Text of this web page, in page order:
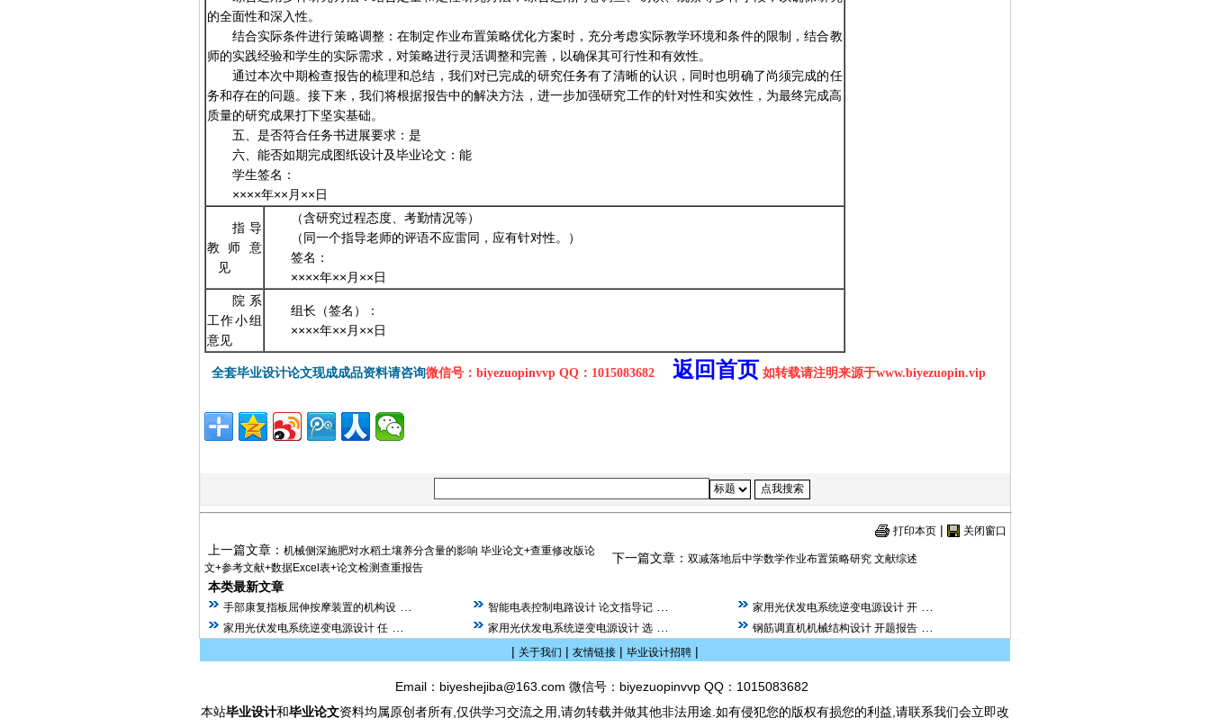
的全面性和深入性。
结合实际条件进行策略调整：在制定作业布置策略优化方案时，充分考虑实际教学环境和条件的限制，结合教
师的实践经验和学生的实际需求，对策略进行灵活调整和完善，以确保其可行性和有效性。
通过本次中期检查报告的梳理和总结，我们对已完成的研究任务有了清晰的认识，同时也明确了尚须完成的任
务和存在的问题。接下来，我们将根据报告中的解决方法，进一步加强研究工作的针对性和实效性，为最终完成高
质量的研究成果打下坚实基础。
五、是否符合任务书进展要求：是
六、能否如期完成图纸设计及毕业论文：能
学生签名：
××××年××月××日
指导
教师意
见
（含研究过程态度、考勤情况等）
（同一个指导老师的评语不应雷同，应有针对性。）
签名：
××××年××月××日
院系
工作小组
意见
组长（签名）：
××××年××月××日
全套毕业设计论文现成成品资料请咨询微信号：biyezuopinvvp QQ：1015083682 返回首页 如转载请注明来源于www.biyezuopin.vip
打印本页| 关闭窗口
上一篇文章： 机械侧深施肥对水稻土壤养分含量的影响 毕业论文+查重修改版论
文+参考文献+数据Excel表+论文检测查重报告
下一篇文章： 双减落地后中学数学作业布置策略研究 文献综述
本类最新文章
手部康复指板屈伸按摩装置的机构设 智能电表控制电路设计 论文指导记 家用光伏发电系统逆变电源设计 开
家用光伏发电系统逆变电源设计 任 家用光伏发电系统逆变电源设计 选 钢筋调直机机械结构设计 开题报告
| 关于我们 | 友情链接 | 毕业设计招聘 |
Email：biyeshejiba@163.com 微信号：biyezuopinvvp QQ：1015083682
本站毕业设计和毕业论文资料均属原创者所有,仅供学习交流之用,请勿转载并做其他非法用途.如有侵犯您的版权有损您的利益,请联系我们会立即改